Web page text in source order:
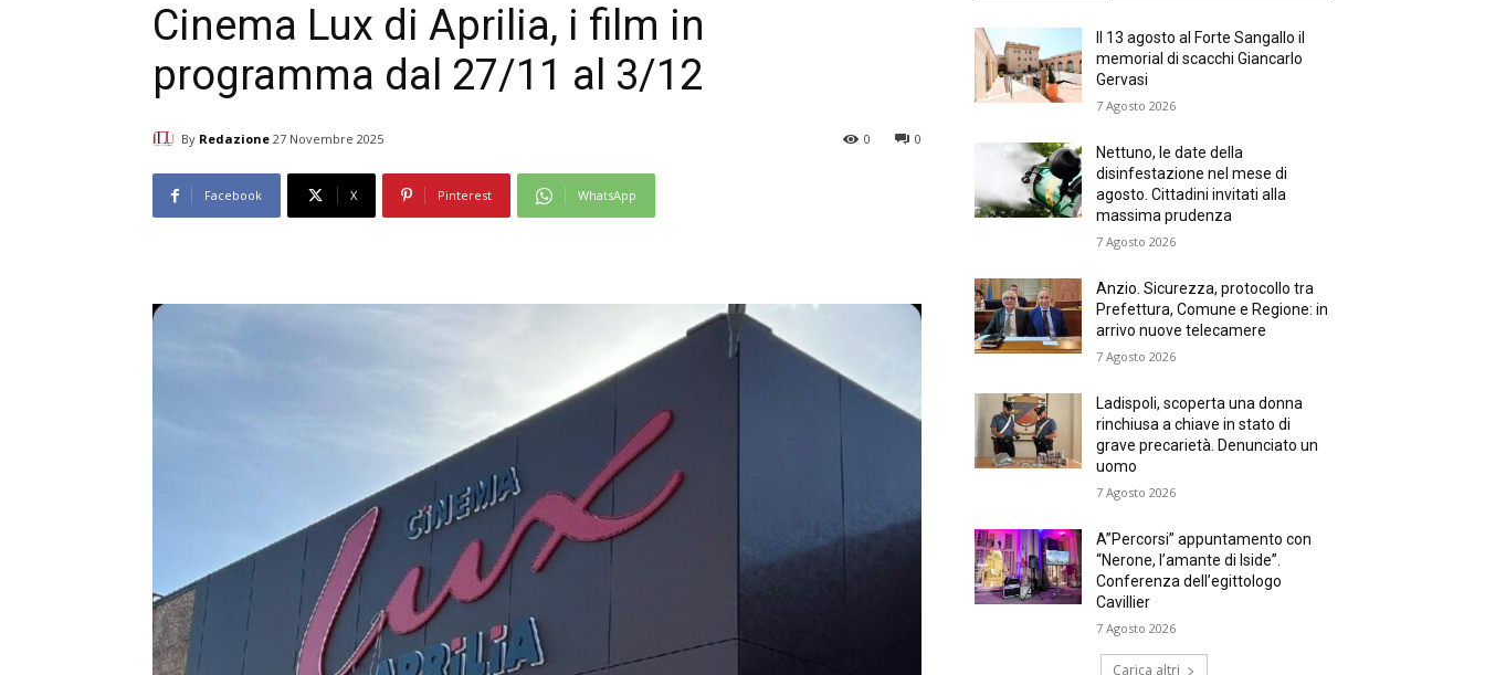
Cinema Lux di Aprilia, i film in
programma dal 27/11 al 3/12
By Redazione 27 Novembre 2025 0
0
Facebook X Pinterest WhatsApp
Il 13 agosto al Forte Sangallo il
memorial di scacchi Giancarlo
Gervasi
7 Agosto 2026
Nettuno, le date della
disinfestazione nel mese di
agosto. Cittadini invitati alla
massima prudenza
7 Agosto 2026
Anzio. Sicurezza, protocollo tra
Prefettura, Comune e Regione: in
arrivo nuove telecamere
7 Agosto 2026
Ladispoli, scoperta una donna
rinchiusa a chiave in stato di
grave precarietà. Denunciato un
uomo
7 Agosto 2026
A”Percorsi” appuntamento con
“Nerone, l’amante di Iside”.
Conferenza dell’egittologo
Cavillier
7 Agosto 2026
Carica altri